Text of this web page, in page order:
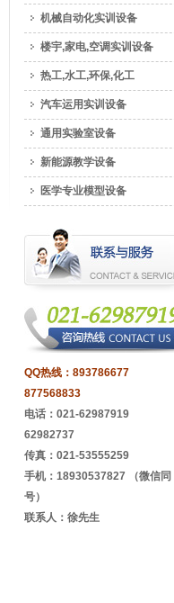
机械自动化实训设备
楼宇,家电,空调实训设备
热工,水工,环保,化工
汽车运用实训设备
通用实验室设备
新能源教学设备
医学专业模型设备
QQ热线： 893786677
877568833
电话：021-62987919
62982737
传真：021-53555259
手机：18930537827 （微信同
号）
联系人：徐先生